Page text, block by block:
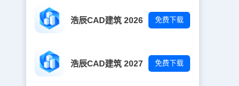
浩辰CAD建筑 2026 免费下载
浩辰CAD建筑 2027 免费下载